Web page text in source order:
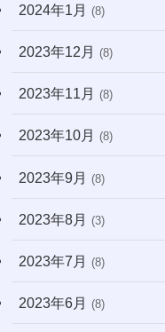
2024年1月 (8)
2023年12月 (8)
2023年11月 (8)
2023年10月 (8)
2023年9月 (8)
2023年8月 (3)
2023年7月 (8)
2023年6月 (8)